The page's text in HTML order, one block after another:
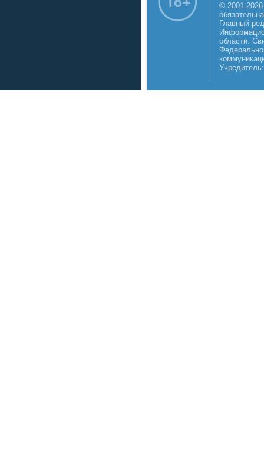
© 2001-
Главный
области.